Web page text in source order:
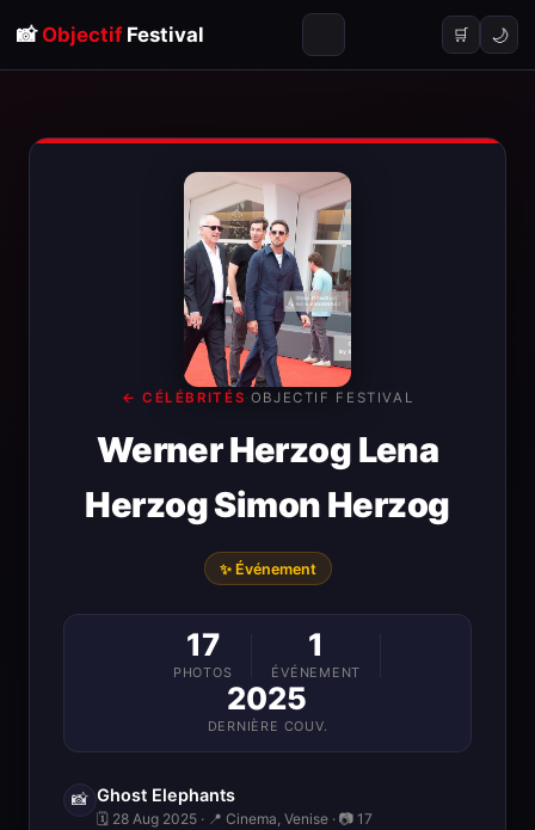
📸 ObjectifFestival 🛒 🌙
← CÉLÉBRITÉS· OBJECTIF FESTIVAL
Werner Herzog Lena
Herzog Simon Herzog
✨ Événement
17
PHOTOS
1
ÉVÉNEMENT
2025
DERNIÈRE COUV.
📸 Ghost Elephants
🗓 28 Aug 2025 · 📍 Cinema, Venise · 📷 17